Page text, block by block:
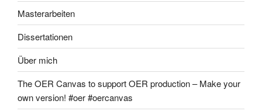
Masterarbeiten
Dissertationen
Über mich
The OER Canvas to support OER production – Make your
own version! #oer #oercanvas